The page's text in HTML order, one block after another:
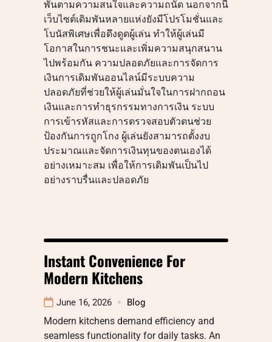
พันตามความสนใจและความถนัด นอกจากนี้
เว็บไซต์เดิมพันหลายแห่งยังมีโปรโมชั่นและ
โบนัสพิเศษเพื่อดึงดูดผู้เล่น ทำให้ผู้เล่นมี
โอกาสในการชนะและเพิ่มความสนุกสนาน
ไปพร้อมกัน ความปลอดภัยและการจัดการ
เงินการเดิมพันออนไลน์มีระบบความ
ปลอดภัยที่ช่วยให้ผู้เล่นมั่นใจในการฝากถอน
เงินและการทำธุรกรรมทางการเงิน ระบบ
การเข้ารหัสและการตรวจสอบตัวตนช่วย
ป้องกันการถูกโกง ผู้เล่นยังสามารถตั้งงบ
ประมาณและจัดการเงินทุนของตนเองได้
อย่างเหมาะสม เพื่อให้การเดิมพันเป็นไป
อย่างราบรื่นและปลอดภัย
Instant Convenience For
Modern Kitchens
June 16, 2026 Blog
Modern kitchens demand efficiency and
seamless functionality for daily tasks. An